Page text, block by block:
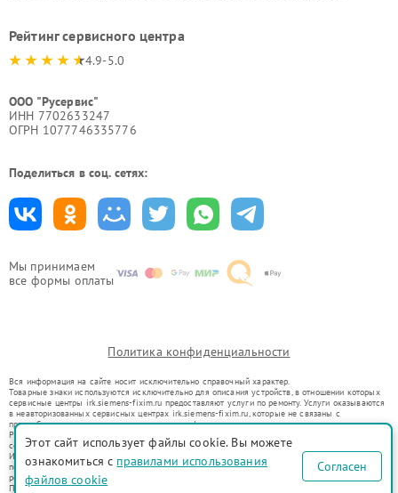
Мы принимаем
все формы оплаты
Рейтинг сервисного центра
4.9-5.0
ООО "Русервис"
ИНН 7702633247
ОГРН 1077746335776
Поделиться в соц. сетях:
Политика конфиденциальности
Вся информация на сайте носит исключительно справочный характер.
Товарные знаки используются исключительно для описания устройств, в отношении которых
сервисные центры irk.siemens-fixim.ru предоставляют услуги по ремонту. Услуги оказываются
в неавторизованных сервисных центрах irk.siemens-fixim.ru, которые не связаны с
правообладателями товарных знаков или их официальными представителями.
Ремонт осуществляется для устройств, уже введенных в гражданский оборот в соответствии
со статьей 1487 ГК РФ.
Использование товарных знаков не преследует цели индивидуализации услуг или введения
потребителей в заблуждение, а служит для информирования о предоставляемых услугах по
ремонту техники указанных брендов.
Представленная на сайте информация не является публичной офертой, определяемой
Этот сайт использует файлы cookie. Вы можете
ознакомиться с правилами использования
файлов cookie
Согласен